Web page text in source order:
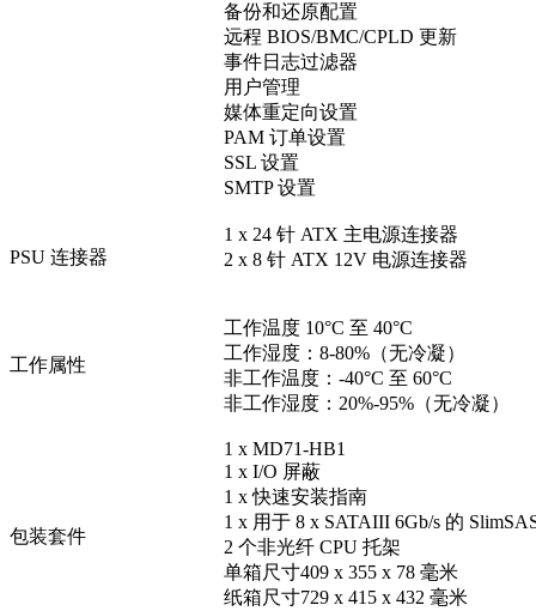
备份和还原配置
远程 BIOS/BMC/CPLD 更新
事件日志过滤器
用户管理
媒体重定向设置
PAM 订单设置
SSL 设置
SMTP 设置
PSU 连接器
1 x 24 针 ATX 主电源连接器
2 x 8 针 ATX 12V 电源连接器
工作属性
工作温度 10°C 至 40°C
工作湿度：8-80%（无冷凝）
非工作温度：-40°C 至 60°C
非工作湿度：20%-95%（无冷凝）
包装套件
1 x MD71-HB1
1 x I/O 屏蔽
1 x 快速安装指南
1 x 用于 8 x SATAIII 6Gb/s 的
2 个非光纤 CPU 托架
单箱尺寸409 x 355 x 78 毫米
纸箱尺寸729 x 415 x 432 毫米